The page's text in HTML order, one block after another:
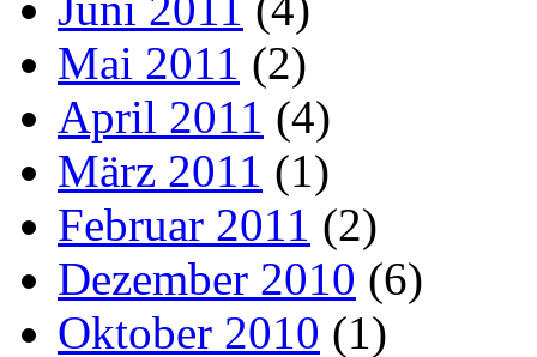
Mai 2011 (2)
April 2011 (4)
März 2011 (1)
Februar 2011 (2)
Dezember 2010 (6)
Oktober 2010 (1)